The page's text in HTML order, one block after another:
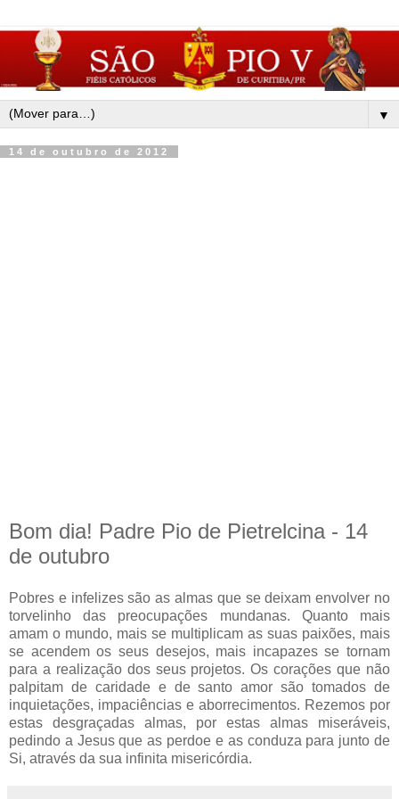
▼
14 de outubro de 2012
Bom dia! Padre Pio de Pietrelcina - 14
de outubro
Pobres e infelizes são as almas que se deixam envolver no
torvelinho das preocupações mundanas. Quanto mais
amam o mundo, mais se multiplicam as suas paixões, mais
se acendem os seus desejos, mais incapazes se tornam
para a realização dos seus projetos. Os corações que não
palpitam de caridade e de santo amor são tomados de
inquietações, impaciências e aborrecimentos. Rezemos por
estas desgraçadas almas, por estas almas miseráveis,
pedindo a Jesus que as perdoe e as conduza para junto de
Si, através da sua infinita misericórdia.